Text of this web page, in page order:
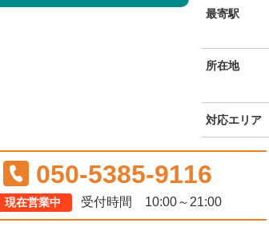
最寄駅
所在地
対応エリア
050-5385-9116
現在営業中 受付時間 10:00～21:00